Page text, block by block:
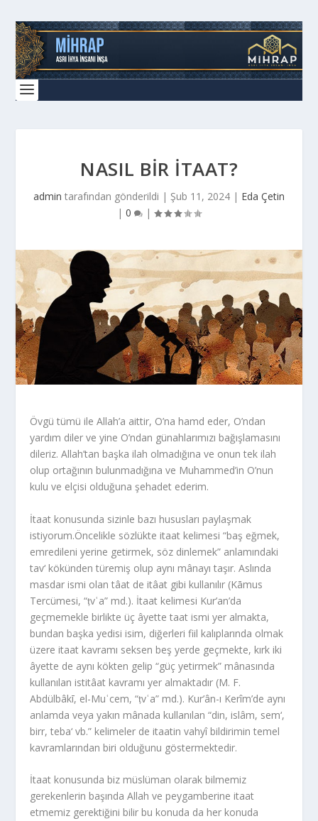
NASIL BIR İTAAT?
admin tarafından gönderildi | Şub 11, 2024 | Eda Çetin
| 0 |
Övgü tümü ile Allah’a aittir, O’na hamd eder, O’ndan
yardım diler ve yine O’ndan günahlarımızı bağışlamasını
dileriz. Allah’tan başka ilah olmadığına ve onun tek ilah
olup ortağının bulunmadığına ve Muhammed’in O’nun
kulu ve elçisi olduğuna şehadet ederim.
İtaat konusunda sizinle bazı hususları paylaşmak
istiyorum.Öncelikle sözlükte itaat kelimesi “baş eğmek,
emredileni yerine getirmek, söz dinlemek” anlamındaki
tav‘ kökünden türemiş olup aynı mânayı taşır. Aslında
masdar ismi olan tâat de itâat gibi kullanılır (Kāmus
Tercümesi, “ṭvʿa” md.). İtaat kelimesi Kur’an’da
geçmemekle birlikte üç âyette taat ismi yer almakta,
bundan başka yedisi isim, diğerleri fiil kalıplarında olmak
üzere itaat kavramı seksen beş yerde geçmekte, kırk iki
âyette de aynı kökten gelip “güç yetirmek” mânasında
kullanılan istitâat kavramı yer almaktadır (M. F.
Abdülbâkī, el-Muʿcem, “ṭvʿa” md.). Kur’ân-ı Kerîm’de aynı
anlamda veya yakın mânada kullanılan “din, islâm, sem‘,
birr, teba‘ vb.” kelimeler de itaatin vahyî bildirimin temel
kavramlarından biri olduğunu göstermektedir.
İtaat konusunda biz müslüman olarak bilmemiz
gerekenlerin başında Allah ve peygamberine itaat
etmemiz gerektiğini bilir bu konuda da her konuda